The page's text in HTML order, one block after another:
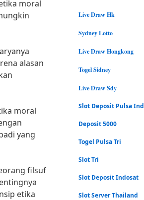
moral
alasan
moral
yang
filsuf
etika
Live Draw Hk
Sydney Lotto
Live Draw Hongkong
Togel Sidney
Live Draw Sdy
Slot Deposit Pulsa
Deposit 5000
Togel Pulsa Tri
Slot Tri
Slot Deposit Indosat
Slot Server Thailand